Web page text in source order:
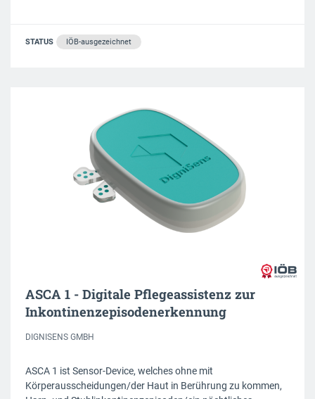
STATUS IÖB-ausgezeichnet
ASCA 1 - Digitale Pflegeassistenz zur
Inkontinenzepisodenerkennung
DIGNISENS GMBH
ASCA 1 ist Sensor-Device, welches ohne mit
Körperausscheidungen/der Haut in Berührung zu kommen,